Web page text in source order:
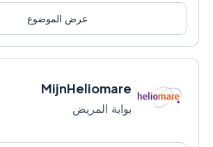
عرض الموضوع
MijnHeliomare
بوابة المريض